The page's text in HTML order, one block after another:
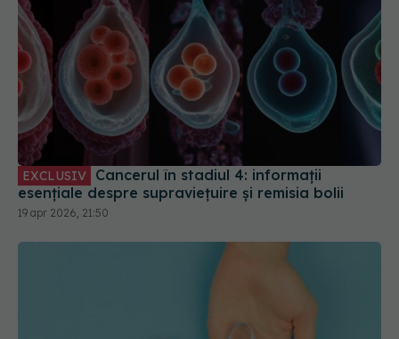
EXCLUSIV
esențiale despre supraviețuire și remisia bolii
19 apr 2026, 21:50